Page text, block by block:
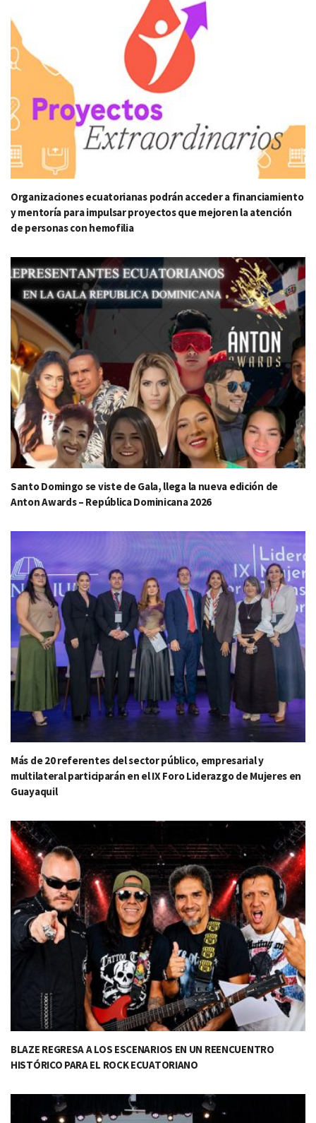
Organizaciones ecuatorianas podrán acceder a financiamiento
y mentoría para impulsar proyectos que mejoren la atención
de personas con hemofilia
Santo Domingo se viste de Gala, llega la nueva edición de
Anton Awards – República Dominicana 2026
Más de 20 referentes del sector público, empresarial y
multilateral participarán en el IX Foro Liderazgo de Mujeres en
Guayaquil
BLAZE REGRESA A LOS ESCENARIOS EN UN REENCUENTRO
HISTÓRICO PARA EL ROCK ECUATORIANO